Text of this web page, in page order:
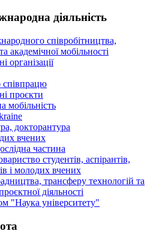
діяльність
співробітництва,
академічної мобільності
організації
проєкти
мобільність
докторантура
вчених
частина
студентів, аспірантів,
і молодих вчених
трансферу технологій та
діяльності
"Наука університету"